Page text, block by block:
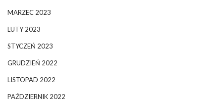
MARZEC 2023
LUTY 2023
STYCZEŃ 2023
GRUDZIEŃ 2022
LISTOPAD 2022
PAŹDZIERNIK 2022